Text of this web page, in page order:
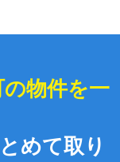
物件を一
めて取り